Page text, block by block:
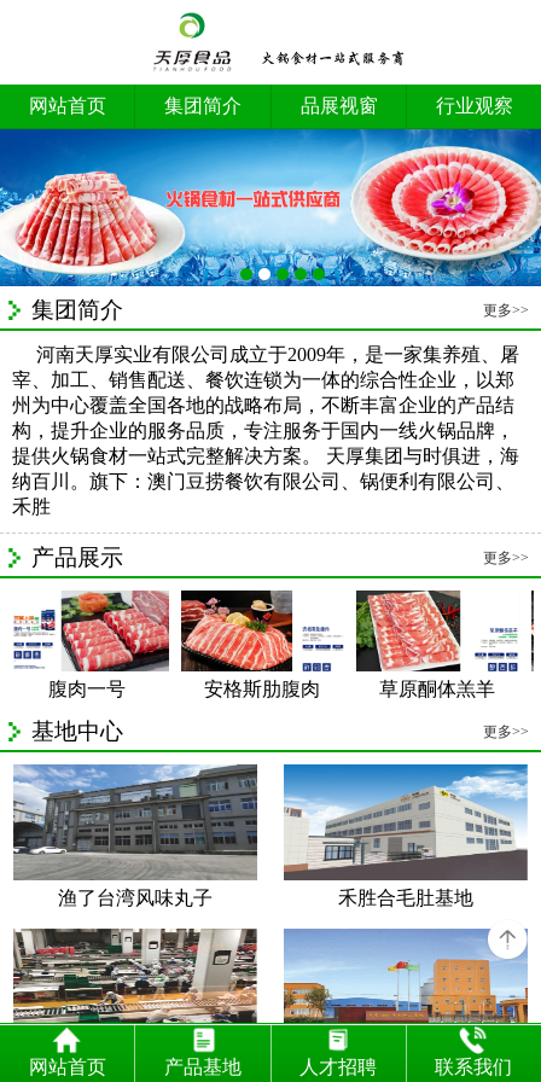
网站首页 集团简介 品展视窗 行业观察
集团简介 更多>>
河南天厚实业有限公司成立于2009年，是一家集养殖、屠
宰、加工、销售配送、餐饮连锁为一体的综合性企业，以郑
州为中心覆盖全国各地的战略布局，不断丰富企业的产品结
构，提升企业的服务品质，专注服务于国内一线火锅品牌，
提供火锅食材一站式完整解决方案。 天厚集团与时俱进，海
纳百川。旗下：澳门豆捞餐饮有限公司、锅便利有限公司、
禾胜
产品展示 更多>>
腹肉一号 安格斯肋腹肉 草原酮体羔羊
基地中心 更多>>
渔了台湾风味丸子 禾胜合毛肚基地
锡盟羔羊养殖基地 鲁西黄牛养殖基地
网站首页 产品基地 人才招聘 联系我们